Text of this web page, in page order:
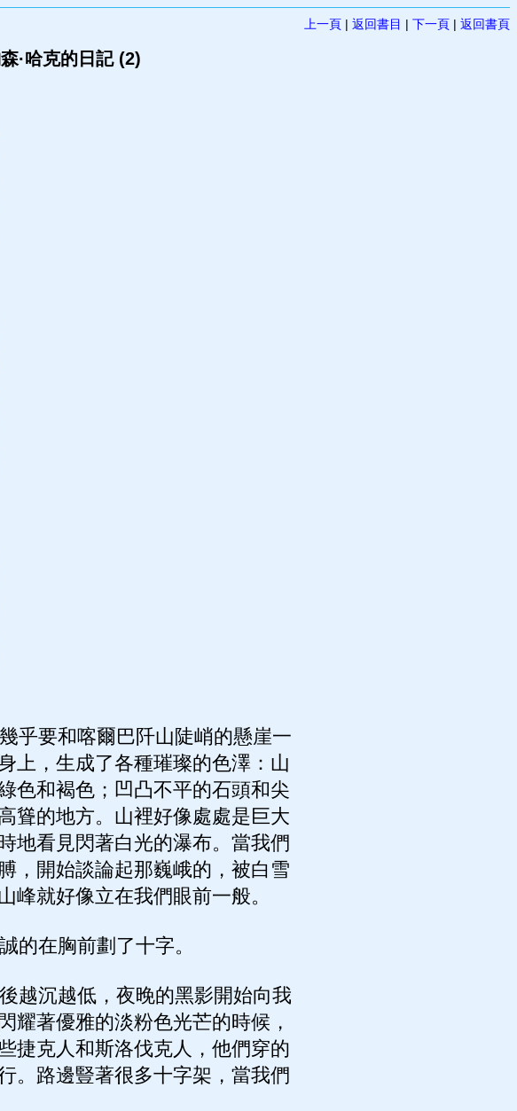
上一頁 | 返回書目 | 下一頁 | 返回書頁
·哈克的日記 (2)
乎要和喀爾巴阡山陡峭的懸崖一
上，生成了各種璀璨的色澤：山
色和褐色；凹凸不平的石頭和尖
聳的地方。山裡好像處處是巨大
地看見閃著白光的瀑布。當我們
，開始談論起那巍峨的，被白雪
就好像立在我們眼前一般。
在胸前劃了十字。
越沉越低，夜晚的黑影開始向我
耀著優雅的淡粉色光芒的時候，
捷克人和斯洛伐克人，他們穿的
。路邊豎著很多十字架，當我們